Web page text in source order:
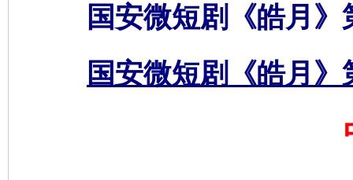
国安微短剧《皓月》
国安微短剧《皓月》